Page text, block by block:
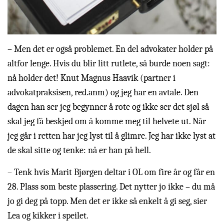
– Men det er også problemet. En del advokater holder på
altfor lenge. Hvis du blir litt rutlete, så burde noen sagt:
nå holder det! Knut Magnus Haavik (partner i
advokatpraksisen, red.anm) og jeg har en avtale. Den
dagen han ser jeg begynner å rote og ikke ser det sjøl så
skal jeg få beskjed om å komme meg til helvete ut. Når
jeg går i retten har jeg lyst til å glimre. Jeg har ikke lyst at
de skal sitte og tenke: nå er han på hell.
– Tenk hvis Marit Bjørgen deltar i OL om fire år og får en
28. Plass som beste plassering. Det nytter jo ikke – du må
jo gi deg på topp. Men det er ikke så enkelt å gi seg, sier
Lea og kikker i speilet.